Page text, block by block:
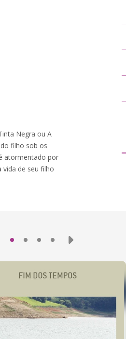
Negra ou A
filho sob os
atormentado por
de seu filho